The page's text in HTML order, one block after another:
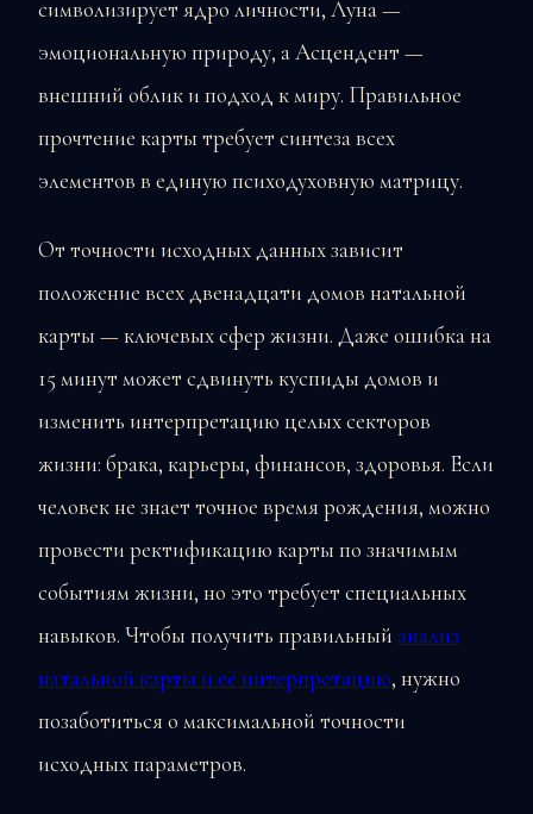
символизирует ядро личности, Луна —
эмоциональную природу, а Асцендент —
внешний облик и подход к миру. Правильное
прочтение карты требует синтеза всех
элементов в единую психодуховную матрицу.
От точности исходных данных зависит
положение всех двенадцати домов натальной
карты — ключевых сфер жизни. Даже ошибка на
15 минут может сдвинуть куспиды домов и
изменить интерпретацию целых секторов
жизни: брака, карьеры, финансов, здоровья. Если
человек не знает точное время рождения, можно
провести ректификацию карты по значимым
событиям жизни, но это требует специальных
навыков. Чтобы получить правильный анализ
натальной карты и её интерпретацию, нужно
позаботиться о максимальной точности
исходных параметров.